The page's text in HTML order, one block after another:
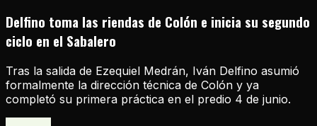
Delfino toma las riendas de Colón e inicia su segundo
ciclo en el Sabalero
Tras la salida de Ezequiel Medrán, Iván Delfino asumió
formalmente la dirección técnica de Colón y ya
completó su primera práctica en el predio 4 de junio.